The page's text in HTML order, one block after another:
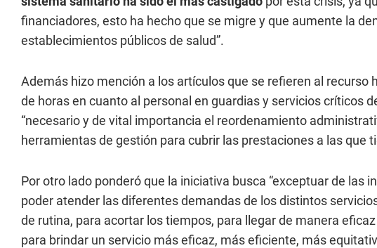
financiadores, esto ha hecho que se migre y que aumente la
establecimientos públicos de salud”.
Además hizo mención a los artículos que se refieren al
de horas en cuanto al personal en guardias y servicios críticos
“necesario y de vital importancia el reordenamiento
herramientas de gestión para cubrir las prestaciones a las que
Por otro lado ponderó que la iniciativa busca “exceptuar de las
poder atender las diferentes demandas de los distintos
de rutina, para acortar los tiempos, para llegar de manera
para brindar un servicio más eficaz, más eficiente, más